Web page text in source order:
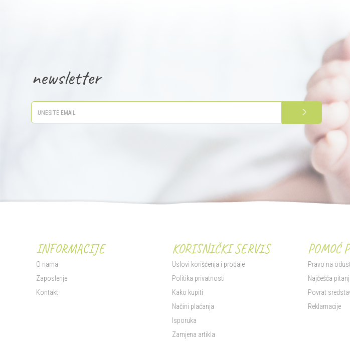
newsletter
PRIJAVITE SE
INFORMACIJE
O nama
Zaposlenje
Kontakt
KORISNIČKI SERVIS
Uslovi korišćenja i prodaje
Politika privatnosti
Kako kupiti
Načini plaćanja
Isporuka
Zamjena artikla
POMOĆ
Pravo na
Najčešća
Povrat
Reklamacije